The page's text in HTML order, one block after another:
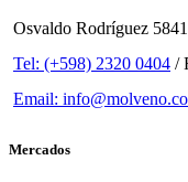
Osvaldo Rodríguez
Tel: (+598) 2320 0404 /
Email:
Mercados